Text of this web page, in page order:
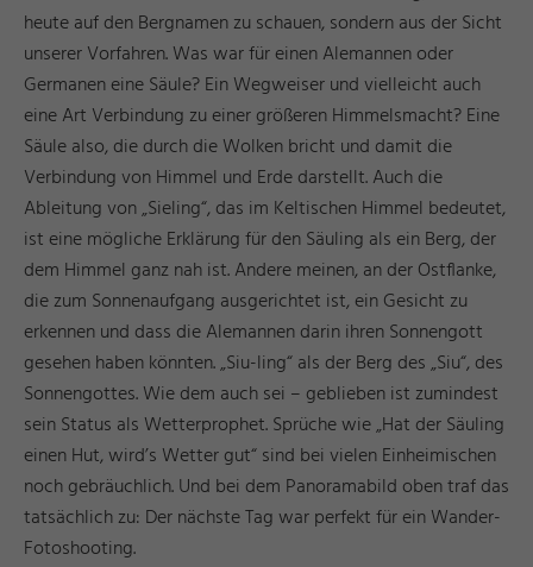
heute auf den Bergnamen zu schauen, sondern aus der Sicht
unserer Vorfahren. Was war für einen Alemannen oder
Germanen eine Säule? Ein Wegweiser und vielleicht auch
eine Art Verbindung zu einer größeren Himmelsmacht? Eine
Säule also, die durch die Wolken bricht und damit die
Verbindung von Himmel und Erde darstellt. Auch die
Ableitung von „Sieling“, das im Keltischen Himmel bedeutet,
ist eine mögliche Erklärung für den Säuling als ein Berg, der
dem Himmel ganz nah ist. Andere meinen, an der Ostflanke,
die zum Sonnenaufgang ausgerichtet ist, ein Gesicht zu
erkennen und dass die Alemannen darin ihren Sonnengott
gesehen haben könnten. „Siu-ling“ als der Berg des „Siu“, des
Sonnengottes. Wie dem auch sei – geblieben ist zumindest
sein Status als Wetterprophet. Sprüche wie „Hat der Säuling
einen Hut, wird’s Wetter gut“ sind bei vielen Einheimischen
noch gebräuchlich. Und bei dem Panoramabild oben traf das
tatsächlich zu: Der nächste Tag war perfekt für ein Wander-
Fotoshooting.